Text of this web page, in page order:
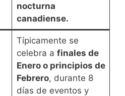
nocturna
canadiense.
Típicamente se
celebra a finales de
Enero o principios de
Febrero, durante 8
días de eventos y